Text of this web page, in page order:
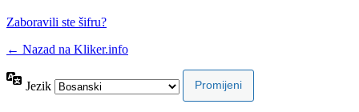
Zaboravili ste šifru?
← Nazad na Kliker.info
Jezik